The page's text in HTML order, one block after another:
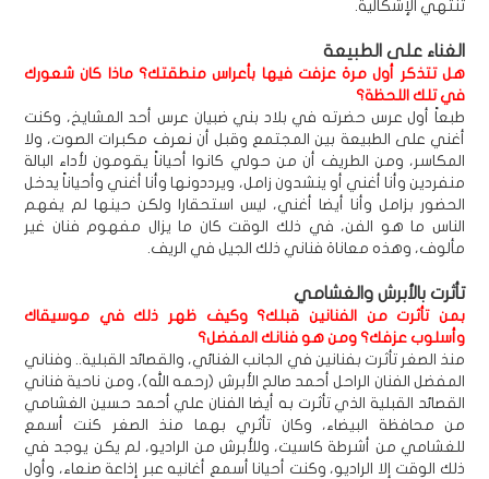
تنتهي الإشكالية.
الغناء على الطبيعة
هل تتذكر أول مرة عزفت فيها بأعراس منطقتك؟ ماذا كان شعورك
في تلك اللحظة؟
طبعاً أول عرس حضرته في بلاد بني ضبيان عرس أحد المشايخ، وكنت
أغني على الطبيعة بين المجتمع وقبل أن نعرف مكبرات الصوت، ولا
المكاسر، ومن الطريف أن من حولي كانوا أحياناً يقومون لأداء البالة
منفردين وأنا أغني أو ينشدون زامل، ويرددونها وأنا أغني وأحياناً يدخل
الحضور بزامل وأنا أيضا أغني، ليس استحقارا ولكن حينها لم يفهم
الناس ما هو الفن، في ذلك الوقت كان ما يزال مفهوم فنان غير
مألوف، وهذه معاناة فناني ذلك الجيل في الريف.
تأثرت بالأبرش والغشامي
بمن تأثرت من الفنانين قبلك؟ وكيف ظهر ذلك في موسيقاك
وأسلوب عزفك؟ ومن هو فنانك المفضل؟
منذ الصغر تأثرت بفنانين في الجانب الغنائي، والقصائد القبلية.. وفناني
المفضل الفنان الراحل أحمد صالح الأبرش (رحمه الله)، ومن ناحية فناني
القصائد القبلية الذي تأثرت به أيضا الفنان علي أحمد حسين الغشامي
من محافظة البيضاء، وكان تأثري بهما منذ الصغر كنت أسمع
للغشامي من أشرطة كاسيت، وللأبرش من الراديو، لم يكن يوجد في
ذلك الوقت إلا الراديو، وكنت أحيانا أسمع أغانيه عبر إذاعة صنعاء، وأول